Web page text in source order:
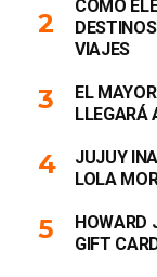
CÓMO
VIAJES
EL
LLEGARÁ
JUJUY
LOLA
HOWARD
GIFT